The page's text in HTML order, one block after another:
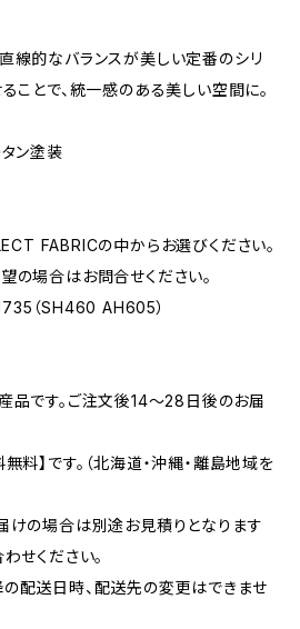
線的なバランスが美しい定番のシリ
ことで、統一感のある美しい空間に。
ン塗装
FABRICの中からお選びください。
場合はお問合せください。
（SH460 AH605）
品です。ご注文後14～28日後のお届
料】です。（北海道・沖縄・離島地域を
けの場合は別途お見積りとなります
せください。
配送日時、配送先の変更はできませ